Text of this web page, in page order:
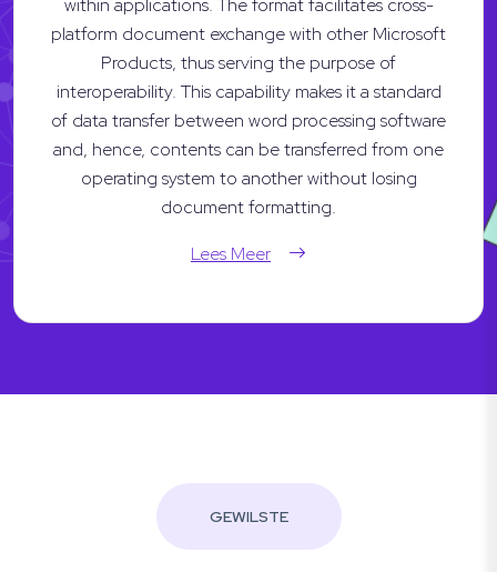
within applications. The format facilitates cross-
platform document exchange with other Microsoft
Products, thus serving the purpose of
interoperability. This capability makes it a standard
of data transfer between word processing software
and, hence, contents can be transferred from one
operating system to another without losing
document formatting.
Lees Meer
GEWILSTE